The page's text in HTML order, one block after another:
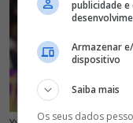
publicidade
Armazenar
dispositivo
Saiba mais
Os seus dados